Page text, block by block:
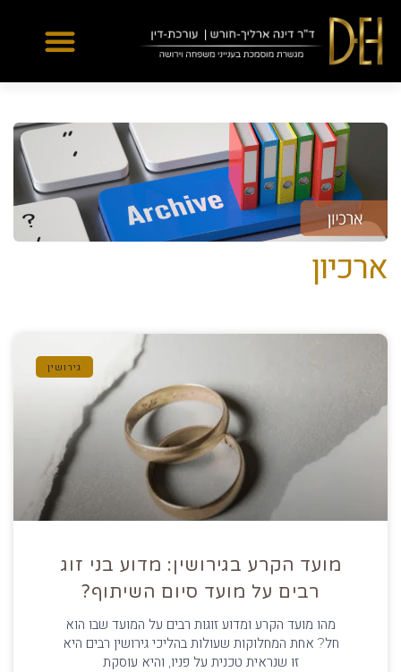
Yes
...
ארכיון
גירושין
מועד הקרע בגירושין: מדוע בני זוג
רבים על מועד סיום השיתוף?
מהו מועד הקרע ומדוע זוגות רבים על המועד שבו הוא
חל? אחת המחלוקות שעולות בהליכי גירושין רבים היא
זו שנראית טכנית על פניו, והיא עוסקת